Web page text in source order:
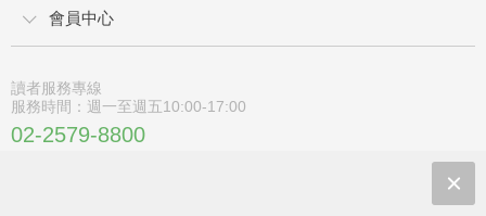
會員中心
讀者服務專線
服務時間：週一至週五10:00-17:00
02-2579-8800